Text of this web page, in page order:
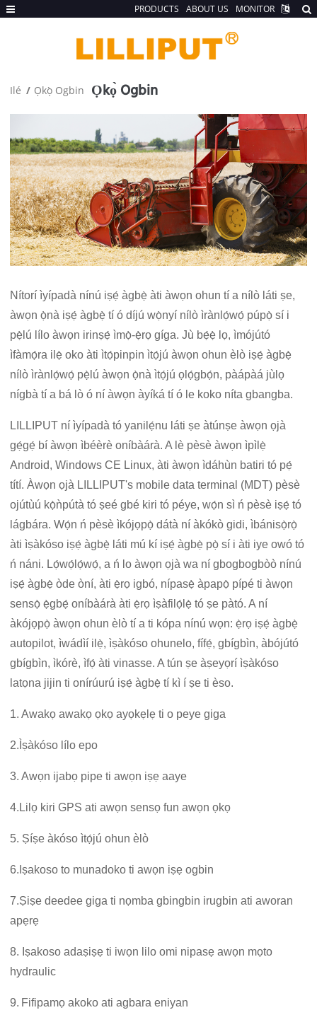
Ọkọ̀ Ogbin
Ilé Ọkọ̀ Ogbin
Nítorí ìyípadà nínú iṣẹ́ àgbẹ̀ àti àwọn ohun tí a nílò láti ṣe,
àwọn ọ̀nà iṣẹ́ àgbẹ̀ tí ó díjú wọ̀nyí nílò ìrànlọ́wọ́ púpọ̀ sí i
pẹ̀lú lílo àwọn irinṣẹ́ ìmọ̀-ẹ̀rọ gíga. Jù bẹ́ẹ̀ lọ, ìmójútó
ìfàmọ́ra ilẹ̀ oko àti ìtọ́pinpin ìtọ́jú àwọn ohun èlò iṣẹ́ àgbẹ̀
nílò ìrànlọ́wọ́ pẹ̀lú àwọn ọ̀nà ìtọ́jú ọlọ́gbọ́n, pàápàá jùlọ
nígbà tí a bá lò ó ní àwọn àyíká tí ó le koko níta gbangba.
LILLIPUT ní ìyípadà tó yanilẹ́nu láti ṣe àtúnṣe àwọn ọjà
gẹ́gẹ́ bí àwọn ìbéèrè oníbàárà. A lè pèsè àwọn ìpìlẹ̀
Android, Windows CE Linux, àti àwọn ìdáhùn batiri tó pẹ́
títí. Àwọn ọjà LILLIPUT's mobile data terminal (MDT) pèsè
ojútùú kọ̀ǹpútà tó ṣeé gbé kiri tó péye, wọ́n sì ń pèsè iṣẹ́ tó
lágbára. Wọ́n ń pèsè ìkójọpọ̀ dátà ní àkókò gidi, ìbánisọ̀rọ̀
àti ìṣàkóso iṣẹ́ àgbẹ̀ láti mú kí iṣẹ́ àgbẹ̀ pọ̀ sí i àti iye owó tó
ń náni. Lọ́wọ́lọ́wọ́, a ń lo àwọn ọjà wa ní gbogbogbòò nínú
iṣẹ́ àgbẹ̀ òde òní, àti ẹ̀rọ igbó, nípasẹ̀ àpapọ̀ pípé ti àwọn
sensọ̀ ẹ̀gbẹ́ oníbàárà àti ẹ̀rọ ìṣàfilọ́lẹ̀ tó ṣe pàtó. A ní
àkójọpọ̀ àwọn ohun èlò tí a ti kópa nínú wọn: ẹ̀rọ iṣẹ́ àgbẹ̀
autopilot, ìwádìí ilẹ̀, ìṣàkóso ohunelo, fífẹ́, gbígbìn, àbójútó
gbígbìn, ìkórè, ìfọ́ àti vinasse. A tún ṣe àṣeyọrí ìṣàkóso
latọna jijin ti onírúurú iṣẹ́ àgbẹ̀ tí kì í ṣe ti èso.
1. Awakọ awakọ ọkọ ayọkẹlẹ ti o peye giga
2. Ìṣàkóso lílo epo
3. Awọn ijabọ pipe ti awọn iṣẹ aaye
4. Lilọ kiri GPS ati awọn sensọ fun awọn ọkọ
5. Ṣíṣe àkóso ìtọ́jú ohun èlò
6. Iṣakoso to munadoko ti awọn iṣẹ ogbin
7.Ṣiṣe deedee giga ti nọmba gbingbin irugbin ati aworan
apẹrẹ
8. Iṣakoso adaṣiṣẹ ti iwọn lilo omi nipasẹ awọn mọto
hydraulic
9. Fifipamọ akoko ati agbara eniyan
PRODUCTS ABOUT US MONITOR